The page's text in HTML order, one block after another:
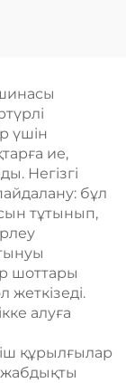
үшін
ие,
Негізгі
бұл
тұтынып,
шоттары
алуға
құрылғылар
жабдықты